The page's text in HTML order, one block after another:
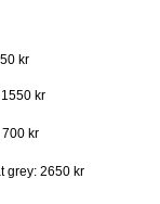
kr
kr
kr
grey: 2650 kr